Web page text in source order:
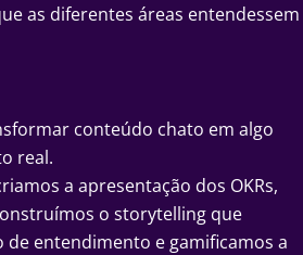
as diferentes áreas entendessem
conteúdo chato em algo
real.
a apresentação dos OKRs,
o storytelling que
de entendimento e gamificamos a